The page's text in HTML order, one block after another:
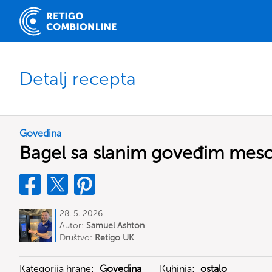
Detalj recepta
Govedina
Bagel sa slanim goveđim
28. 5. 2026
Autor: Samuel Ashton
Društvo: Retigo UK
Kategorija hrane: Govedina Kuhinja: ostalo